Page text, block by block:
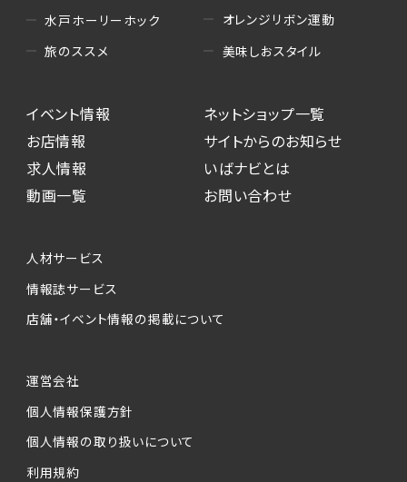
水戸ホーリーホック
旅のススメ
オレンジリボン運動
美味しおスタイル
イベント情報
お店情報
求人情報
動画一覧
ネットショップ一覧
サイトからのお知らせ
いばナビとは
お問い合わせ
人材サービス
情報誌サービス
店舗・イベント情報の掲載について
運営会社
個人情報保護方針
個人情報の取り扱いについて
利用規約